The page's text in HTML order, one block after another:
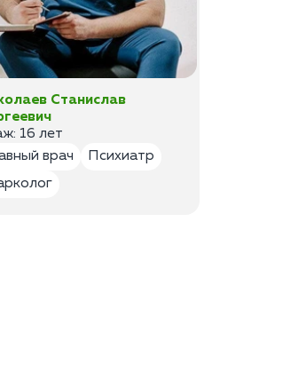
Станислав
16 лет
врач
Психиатр